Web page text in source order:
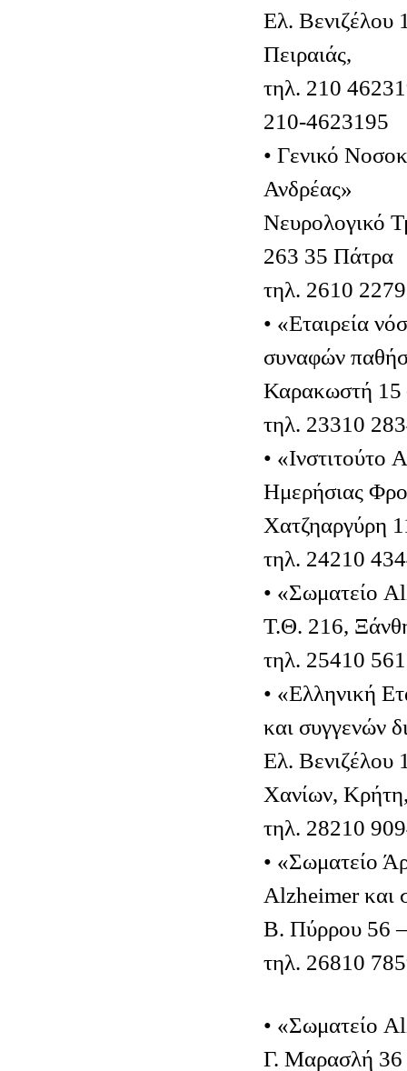
Ελ. Βενιζέλου
Πειραιάς,
τηλ. 210
210-4623195
• Γενικό
Ανδρέας»
Νευρολογικό
263 35 Πάτρα
τηλ. 2610
• «Εταιρεία
συναφών
Καρακωστή 15
τηλ. 23310
• «Ινστιτούτο
Ημερήσιας
Χατζηαργύρη
τηλ. 24210
• «Σωματείο
Τ.Θ. 216,
τηλ. 25410
• «Ελληνική
και συγγενών
Ελ. Βενιζέλου
Χανίων,
τηλ. 28210
• «Σωματείο
Alzheimer και
Β. Πύρρου 56
τηλ. 26810
• «Σωματείο
Γ. Μαρασλή